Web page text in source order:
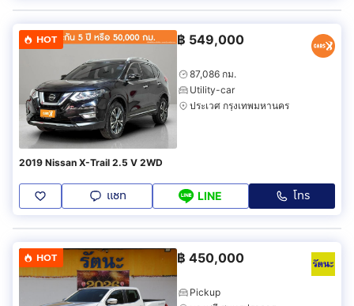
HOT ฿ 549,000
87,086 กม.
Utility-car
ประเวศ กรุงเทพมหานคร
2019 Nissan X-Trail 2.5 V 2WD
แชท LINE โทร
HOT ฿ 450,000
Pickup